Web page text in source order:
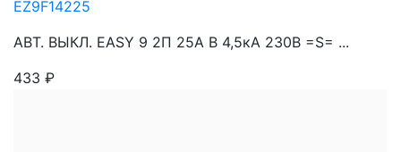
EZ9F14225
АВТ. ВЫКЛ. EASY 9 2П 25A B 4,5кА 230В =S= ...
433 ₽